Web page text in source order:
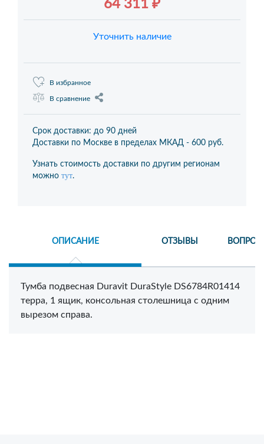
64 311 ₽
Уточнить наличие
В избранное
В сравнение
Срок доставки: до 90 дней
Доставки по Москве в пределах МКАД - 600 руб.
Узнать стоимость доставки по другим регионам
можно тут.
ОПИСАНИЕ ОТЗЫВЫ
Тумба подвесная Duravit DuraStyle DS6784R01414
терра, 1 ящик, консольная столешница с одним
вырезом справа.